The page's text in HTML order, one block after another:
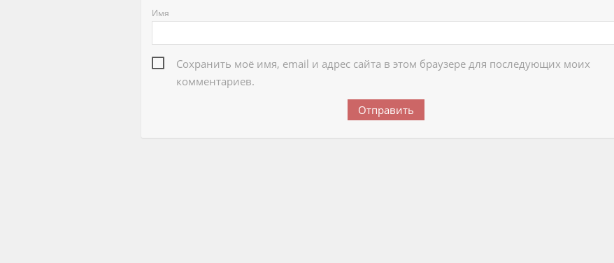
Имя
Сохранить моё имя, email и адрес сайта в этом браузере для последующих моих
комментариев.